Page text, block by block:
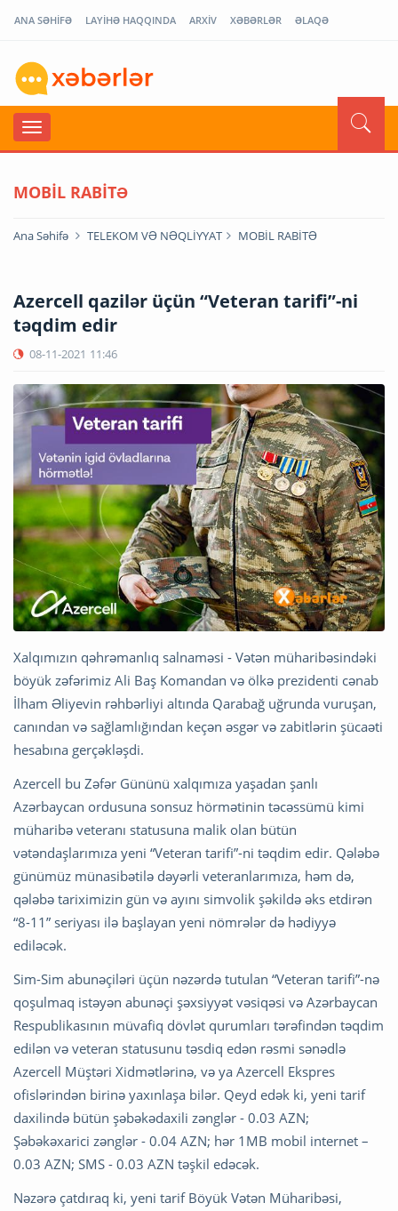
ANA SƏHİFƏ LAYİHƏ HAQQINDA ARXİV XƏBƏRLƏR ƏLAQƏ
MOBİL RABİTƏ
Ana Səhifə TELEKOM VƏ NƏQLİYYAT MOBİL RABİTƏ
Azercell qazilər üçün “Veteran tarifi”-ni
təqdim edir
08-11-2021 11:46
Xalqımızın qəhrəmanlıq salnaməsi - Vətən müharibəsindəki
böyük zəfərimiz Ali Baş Komandan və ölkə prezidenti cənab
İlham Əliyevin rəhbərliyi altında Qarabağ uğrunda vuruşan,
canından və sağlamlığından keçən əsgər və zabitlərin şücaəti
hesabına gerçəkləşdi.
Azercell bu Zəfər Gününü xalqımıza yaşadan şanlı
Azərbaycan ordusuna sonsuz hörmətinin təcəssümü kimi
müharibə veteranı statusuna malik olan bütün
vətəndaşlarımıza yeni “Veteran tarifi”-ni təqdim edir. Qələbə
günümüz münasibətilə dəyərli veteranlarımıza, həm də,
qələbə tariximizin gün və ayını simvolik şəkildə əks etdirən
“8-11” seriyası ilə başlayan yeni nömrələr də hədiyyə
ediləcək.
Sim-Sim abunəçiləri üçün nəzərdə tutulan “Veteran tarifi”-nə
qoşulmaq istəyən abunəçi şəxsiyyət vəsiqəsi və Azərbaycan
Respublikasının müvafiq dövlət qurumları tərəfindən təqdim
edilən və veteran statusunu təsdiq edən rəsmi sənədlə
Azercell Müştəri Xidmətlərinə, və ya Azercell Ekspres
ofislərindən birinə yaxınlaşa bilər. Qeyd edək ki, yeni tarif
daxilində bütün şəbəkədaxili zənglər - 0.03 AZN;
Şəbəkəxarici zənglər - 0.04 AZN; hər 1MB mobil internet –
0.03 AZN; SMS - 0.03 AZN təşkil edəcək.
Nəzərə çatdıraq ki, yeni tarif Böyük Vətən Müharibəsi,